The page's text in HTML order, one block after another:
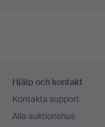
Hjälp och kontakt
Kontakta support
Alla auktionshus